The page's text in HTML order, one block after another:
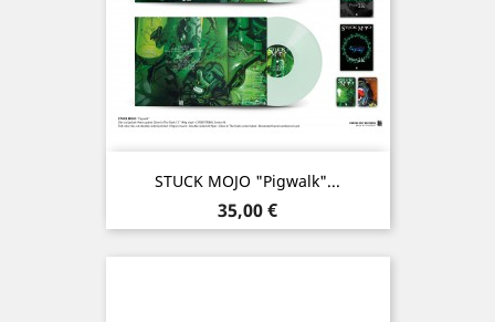
STUCK MOJO "Pigwalk"...
Prix
35,00 €